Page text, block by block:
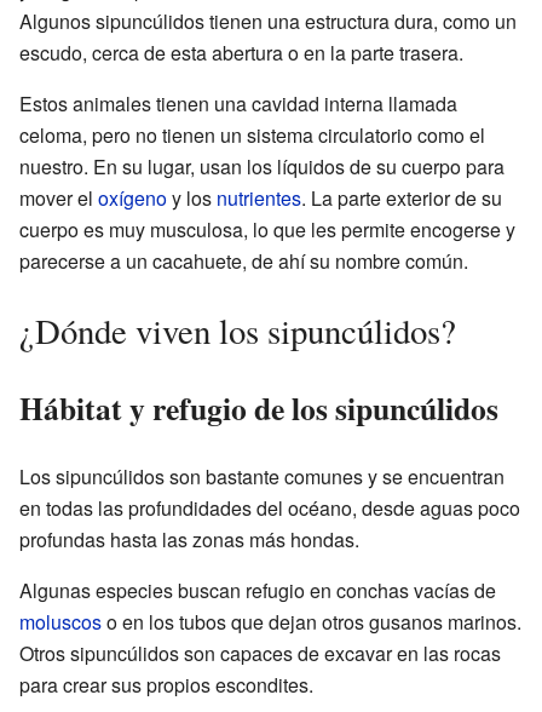
Algunos sipuncúlidos tienen una estructura dura, como un
escudo, cerca de esta abertura o en la parte trasera.
Estos animales tienen una cavidad interna llamada
celoma, pero no tienen un sistema circulatorio como el
nuestro. En su lugar, usan los líquidos de su cuerpo para
mover el oxígenoy los nutrientes. La parte exterior de su
cuerpo es muy musculosa, lo que les permite encogerse y
parecerse a un cacahuete, de ahí su nombre común.
¿Dónde viven los sipuncúlidos?
Hábitat y refugio de los sipuncúlidos
Los sipuncúlidos son bastante comunes y se encuentran
en todas las profundidades del océano, desde aguas poco
profundas hasta las zonas más hondas.
Algunas especies buscan refugio en conchas vacías de
moluscoso en los tubos que dejan otros gusanos marinos.
Otros sipuncúlidos son capaces de excavar en las rocas
para crear sus propios escondites.